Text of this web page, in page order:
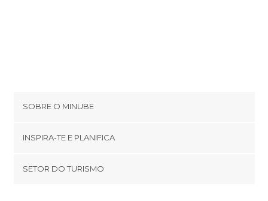
SOBRE O MINUBE
Términos e Condições
INSPIRA-TE E PLANIFICA
SETOR DO TURISMO